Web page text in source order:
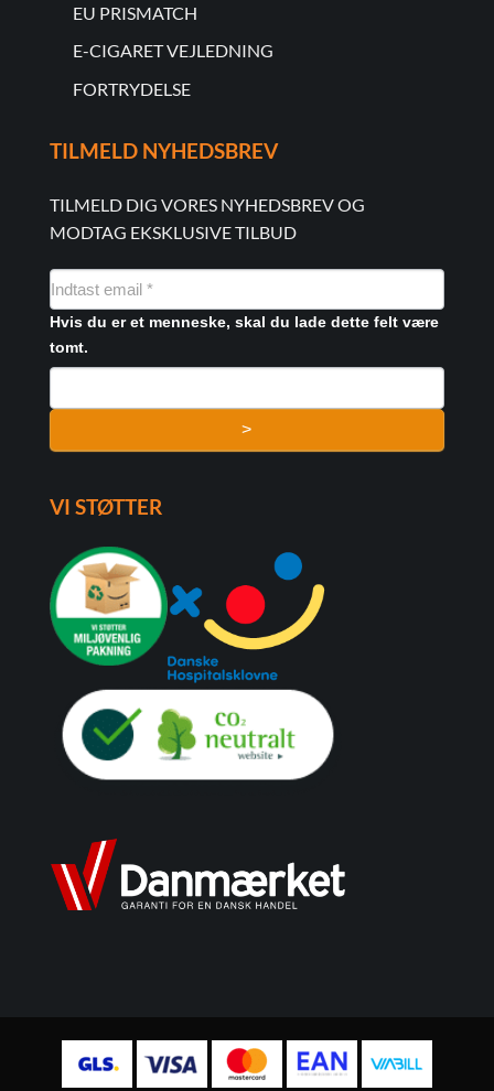
EU PRISMATCH
E-CIGARET VEJLEDNING
FORTRYDELSE
TILMELD NYHEDSBREV
TILMELD DIG VORES NYHEDSBREV OG
MODTAG EKSKLUSIVE TILBUD
NYHEDSMAIL
FORMULAR
Hvis du er et menneske, skal du lade dette felt være
tomt.
>
VI STØTTER